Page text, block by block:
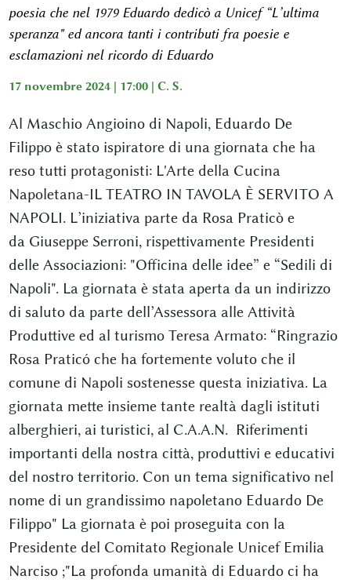
poesia che nel 1979 Eduardo dedicò a Unicef “L’ultima
speranza" ed ancora tanti i contributi fra poesie e
esclamazioni nel ricordo di Eduardo
17 novembre 2024 | 17:00 | C. S.
Al Maschio Angioino di Napoli, Eduardo De Filippo è stato ispiratore di una giornata che ha reso tutti protagonisti: L'Arte della Cucina Napoletana-IL TEATRO IN TAVOLA È SERVITO A NAPOLI. L’iniziativa parte da Rosa Praticò e da Giuseppe Serroni, rispettivamente Presidenti delle Associazioni: "Officina delle idee” e “Sedili di Napoli". La giornata è stata aperta da un indirizzo di saluto da parte dell’Assessora alle Attività Produttive ed al turismo Teresa Armato: “Ringrazio Rosa Praticó che ha fortemente voluto che il comune di Napoli sostenesse questa iniziativa. La giornata mette insieme tante realtà dagli istituti alberghieri, ai turistici, al C.A.A.N. Riferimenti importanti della nostra città, produttivi e educativi del nostro territorio. Con un tema significativo nel nome di un grandissimo napoletano Eduardo De Filippo" La giornata è poi proseguita con la Presidente del Comitato Regionale Unicef Emilia Narciso ;"La profonda umanità di Eduardo ci ha aiutato a confrontarci con i ragazzi". Un forte ringraziamento va alla dirigente del Flavia Gioia Camilla Angeloni che ha coinvolto i suoi alunni sostenendo l’Unicef con un efficace lavoro, ribadisce Rosa Praticò. Tanti i protagonisti e flashback: Lidia Ferrara, un'attrice che ha lavorato con il grande Eduardo, ha interpretato la poesia che nel 1979 Eduardo dedicò a Unicef “L’ultima speranza" ed ancora tanti i contributi fra poesie e esclamazioni nel ricordo di Eduardo. Poi, nel silenzio, un effetto sorpresa nella sala dei baroni: la nota voce di Eduardo. Era dell’attore Massimiliano Cimino, imitatore per l’occasione, e che poi, rivelatosi in pubblico, ha proseguito con altre performance, l’attore Gianluca Masone, altra eccellenza campana che ha declamato “’O Rraù”, ed ancora in tema, stavolta con del vino, con “’O Surselaio” ha contribuito al flusso di arte, bellezza e umanità. Un'incredibile esperienza, momento sensoriale, è stata donata ai ragazzi delle scuole presenti dalla dott.ssa Manuela Papaccio di AIS Campania. Non si è risparmiato Marco Zurzolo con il suo sassofono, prima con una esibizione magistrale di “Uocchie c'arraggiunate”, e poi ancora con un coinvolgente medley rivolto a tutti i ragazzi delle scuole presenti in sala. A giusta chiusura della prima sessione è giunto il Sindaco di Napoli Gaetano Manfredi: è bellissimo vedere tanti studenti e ringrazio le Dirigenti ed i Docenti che hanno saputo veicolare i ragazzi su un grande Maestro come Eduardo. L’amministrazione ha da subito creduto nell’iniziativa ricordando che Eduardo ha investito, su Napoli, sostenendo, anche personalmente, il teatro San Ferdinando. Queste iniziative, sono, come oggi, simboli identitari della nostra Napoli e della nostra napoletanità riferendosi al presepe, solo ad esempi. Un forte grazie ha ribadito la Praticò, alla dirigente scolastiche che hanno aderito al progetto: Maria Rosaria Stanziano dell’Istituto Superiore Archimede che, con il suo turistico, è riuscito a portare un pezzo di storia con le sue villanelle e con un Ferdinando II in grande uniforme. La stessa dirigente ha fornito il suo contributo con una poesia di Eduardo De Filippo "’O mare" sempre alla presenza del sindaco Gaetano Manfredi. La speranza di un futuro d'arte lo troviamo nei giovani che si impegnano a promuovere l’arte del grande Maestro, anche se appartenente a un’epoca solo apparentemente lontana, così Rossella Martinelli ha interpretato "La Madonna delle rose di Filumena Marturano" Significativo contributo canoro è stato dato dall’alunna-soprano Adriana Aruta che ha eseguito l’aria "La Regina della notte” di Mozart. Ancora ringraziamenti alla Dirigente Rita Pagano dell’istituto Antonio Esposito Ferraioli che ha dato il suo enorme contributo, anche attraverso i suoi docenti, a tutta la parte conviviale che ha visto la cucina tradizionale partenopea di Eduardo, egregiamente realizzata. Nel pomeriggio l’accoglienza della parte congressuale è stata gestita dall’Istituto Antonio Esposito Ferraioli. Assente giustificato Andrea Petrone che, comunque, non ha fatto mancare il suo supporto all’iniziativa. La sessione pomeridiana coordinata dal Prof. Avv. Daniele Marrama, Professore di Diritto Amministrativo dell’Alimentazione e dell’Agroecologia Federico II, ha avuto tanti illustri ospiti: il Comandante dott. Salvatore Schiavone, direttore ufficio ICQRF Campania Molise che ha dichiarato; “Le persone si conoscono a tavola, con la buona cucina, con i piatti tipici della tradizione e ambasciatore di eccezione è Eduardo. Ambasciatore della produzione di valore di qualità, oggi regolamentata e garantita. Questa è la DOP economy che garantisce alla Campania un posto sul palcoscenico mondiale. Dal rapporto Ismea-Qualivita 2023 sulle Dop-Igp del paese che descrive un comparto in crescita e che vale 20,2 miliardi di euro a livello nazionale. La Campania, si conferma l'ottava regione in Italia (prima del Sud) per impatto economico del settore IG con un valore pari a 896 milioni di euro nel 2022 generato dalle 58 filiere del cibo e del vino DOP IGP che ricadono sul territorio. La Dop economy della Campania, cresce del 9,4% sul 2021 e ha un peso del 14% sul valore complessivo del settore agroalimentare regionale, grazie al lavoro di 9.082 operatori coordinati da 22 consorzi di tutela delle filiere del vino e del cibo riconosciuti dal Ministero dell’agricoltura, della sovranità alimentare e foreste”; Per Marco Giuri, esperto di diritto Vitivinicolo e di Privacy; Eduardo e le tante commedie in cui dove il vino non manca mai ed in particolare cita i versi di "E allora bevo", la poesia in dialetto napoletano in Eduardo cui dice “mi sono trovato questa bottiglia con un ultimo dito me lo bevo oppure o no?”, parole da cui viene fuori la sua filosofia di terminare quel sorso rimasto, per vincere la partita con l'eternità. “'E allora bevo. E chistu surz' 'e vino vence 'a partita cu l'eternità!'”. Questa è la sua filosofia di vivere i momenti per goderne la gioia senza rimandare. Sorsi che in Campania parlano della tradizione, spiega Giuri, di antichi vini cantati da Cicerone e altri scrittori romani, da una regione che oggi ha 100 vitigni autoctoni e che allora come oggi offre ottime bottiglie di Greco di Tufo, di Falerno, Falanghina e Aglianico; Vini adatti alla perfezione a ricordare i 40 anni dell'addio di Eduardo, che resta con noi anche oggi, guardandoci le sue commedie in tv con un calice in mano; Giovanni De Angelis General Director ANICAV, ha evidenziato come “Questo evento si propone di valorizzare e rafforzare il pomodoro italiano sia all’estero che sul mercato interno, anche attraverso il sostegno al riconoscimento del Pomodoro Pelato di Napoli, garantendo ai consumatori che le nostre produzioni sono di qualità e 100% italiane con l’impegno a contrastare i pur limitati casi di frode”; Giovanni Cafiero Direttore Consorzio Gragnano città della pasta, sottolinea; “A Gragnano la tradizione della pastificazione affonda le sue radici in tempi molto remoti: già nel 500 ci si rese conto che la sua posizione geografica era particolarmente indicata per la produzione della pasta. Sorge, infatti, in cima ad una valle, sulla quale sfociano numerose fonti montane la cui acqua sorgiva, oltre ad alimentare i mulini, conferisce alla pasta un sapore molto caratteristico. La pasta la troviamo in tutte le drammaturgie di Eduardo, siamo veramente felici di aver aderito al progetto”; Michele Farro Presidente Consorzio di Tutela vini Campi Flegrei e Ischia, adotta Eduardo quale ambasciatore; “Siamo proiettati verso una valorizzazione del made in Campi Flegrei e Ischia sempre più forte e capillare; aggiunge Farro e, a dimostrazione di ciò, c’è stata a luglio una manifestazione nell’isola verde, cui ha fatto seguito un altro importante appuntamento al Castello di Baia a Bacoli, e chiuderemo a novembre con la celebrazione del trentennale del riconoscimento della DOP flegrea”; Carmine Giordano Presidente del C.A.A.N; “Il C.A.A.N- di Volla nasce il 1989 come struttura polifunzionale in sostituzione dei mercati all'ingrosso del Comune di Napoli e di Volla per migliorare la gestione alimentare dell'ingrosso e dei servizi logistici. È stato inaugurato nel 2008 entrando in piena operatività tra il 2013 e 2014. È la versione moderna dei mercati al tempo di Eduardo”; Per Luciano Stefano, Presidente della CNL 1930 e del consorzio terre italiane; "Le opere di Eduardo, sono la fotografia di un tempo che oggi appare lontano, ma è ancora parte di noi. Tutto questo anche attraverso il cibo, quello che la terra sapeva donare. In occasione dei 40 anni trascorsi dalla morte di Eduardo de Filippo siamo lieti di essere partner nell'evento. Il racconto del grande drammaturgo attraverso il cibo che arricchiva le tavole dei napoletani. Un tema per noi della Cnl molto caro. Ogni giorno abbiamo modo di verificare che il settore Agro alimentare ha bisogno di rinnovarsi ripartendo proprio dalla storia e dalle tradizioni per non snaturare sé stesso e destinarsi al fallimento"; Antonio Ferrieri, patron di Cuori di Sfogliatella. A lui va il merito di aver riportato la sfogliatella ai primi posti nel gradimento di chi apprezza la qualità e la storicità, Guinness dei primati per aver preparato la sfogliatella più grande del mondo 94 chili, che ribadisce; "L’iniziativa ha mirato a celebrare non solo il genio di Eduardo De Filippo, ma anche l'inestimabile valore della cultura e delle tradizioni napoletane. Un grazie particolare va alla mia amica Rosa Praticò, organizzatrice dell’evento e genio per la fantasia, ed anche per come comunica ogni sua iniziativa. Grazie per avermi reso partecipe"; Marco Simonetti, patron del caffè Toraldo; “Caffè Toraldo è nato nel quartiere napoletano della Sanità, il caffè è da sempre messo in scena nelle commedie di Eduardo. L’azienda Caffè Toraldo è nata a Napoli nel 1968 in un piccolo locale nel Rione Sanità. Insieme ai fratelli Mario e Giuseppe e alla madre Maddalena Toraldo, avviano l’attività, con un piccolo impianto di torrefazione dov